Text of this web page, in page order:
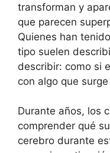
transforman y
que parecen
Quienes han
tipo suelen
describir: como si
con algo que
Durante años, los
comprender qué
cerebro durante